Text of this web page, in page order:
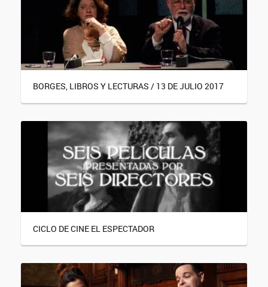
BORGES, LIBROS Y LECTURAS / 13 DE JULIO 2017
CICLO DE CINE EL ESPECTADOR